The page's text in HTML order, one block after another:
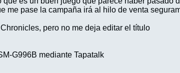
me pase la campaña irá al hilo de venta
pero no me deja editar el título
G996B mediante Tapatalk